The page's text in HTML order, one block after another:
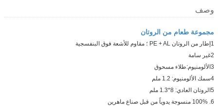
وصف
مجموعة طعام من الروتان
1إطار من الروتان PE + AL ؛ مقاوم للأشعة فوق البنفسجية
2غير سامة
3الألومنيوم:طلاء مسحوق
4سمك الألومنيوم: 1.2 ملم
5الروتان العادي: 8*1.3 ملم
6. 100% منسوجة يدوياً من قبل صناع ماهرين